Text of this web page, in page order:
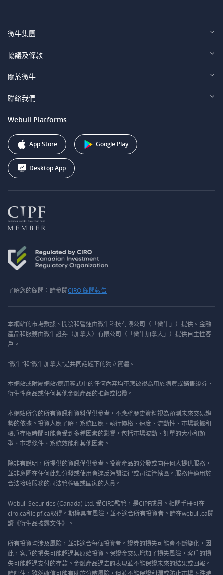
微牛集團
Webull Financial LLC (US)
Webull Securities South Africa (Pty) Ltd.
Webull Securities (Australia) Pty. Ltd.
Webull Corporation
協議及條款
Legal and Disclosures
關於微牛
投資者關係
聯絡我們
support@webull.ca
+1 (888) 228-0958
Webull Platforms
App Store Google Play
Desktop App
了解您的顧問：請參閱CIRO 顧問報告
本網站的市場數據、開發和營運由微牛科技有限公司（「微牛」）提供。金融
產品和服務由微牛證券（加拿大）有限公司（「微牛加拿大」）提供自主性客
戶。
“微牛”和“微牛加拿大”是共同話題下的獨立實體。
本網站或附屬網站/應用程式中的任何內容均不應被視為用於購買或銷售證券、
衍生性商品或任何其他金融產品的推薦或招攬。
本網站所含的所有資訊和資料僅供參考，不應將歷史資料視為預測未來交易趨
勢的依據。投資人應了解，系統回應、執行價格、速度、流動性、市場數據和
帳戶存取時間可能會受到多種因素的影響，包括市場波動、訂單的大小和類
型、市場條件、系統效能和其他因素。
除非有說明，所提供的資訊僅供參考。投資產品的分發或向任何人提供服務，
並非意圖在任何此類分發或使用會違反海關法律或司法管轄區。服務僅適用於
合法接收服務的司法管轄區或國家的人員。
Webull Securities (Canada) Ltd. 受CIRO監管，是CIPF成員。相關手冊可在
ciro.ca和cipf.ca取得。期權具有風險，並不適合所有投資者。請在webull.ca閱
讀《衍生品披露文件》。
所有投資均涉及風險，並非適合每個投資者。證券的損失可能會不斷變化，因
此，客戶的損失可能超過其原始投資。保證金交易增加了損失風險，客戶的損
失可能超過支付的存款。金融產品過去的表現並不能保證未來的結果或回報。
請記住，雖然確信可能有助於分散風險，但並不能保證利潤或防止市場下跌時